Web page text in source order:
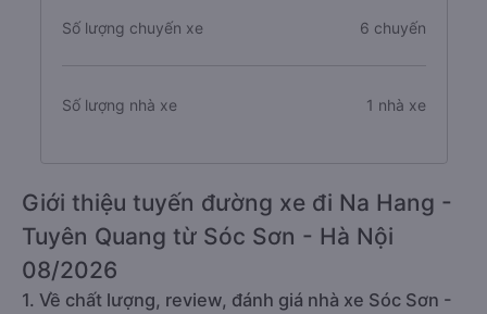
Số lượng chuyến xe 6 chuyến
Số lượng nhà xe 1 nhà xe
Giới thiệu tuyến đường xe đi Na Hang -
Tuyên Quang từ Sóc Sơn - Hà Nội
08/2026
1. Về chất lượng, review, đánh giá nhà xe Sóc Sơn -